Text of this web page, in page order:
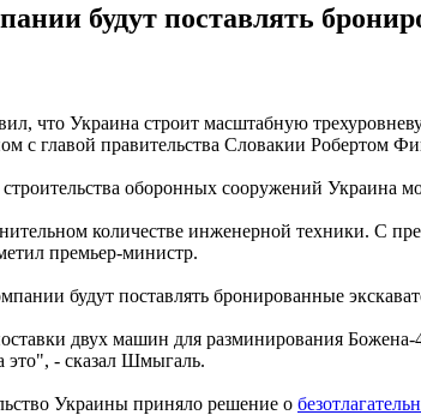
будут поставлять
что Украина строит масштабную
с главой правительства Словакии Робертом
оборонных сооружений Украина
количестве инженерной техники. С
премьер-министр.
будут поставлять бронированные
двух машин для разминирования
- сказал Шмыгаль.
Украины приняло решение о